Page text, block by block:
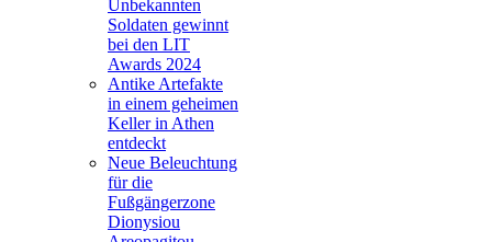
Unbekannten
Soldaten gewinnt
bei den LIT
Awards 2024
Antike Artefakte
in einem geheimen
Keller in Athen
entdeckt
Neue Beleuchtung
für die
Fußgängerzone
Dionysiou